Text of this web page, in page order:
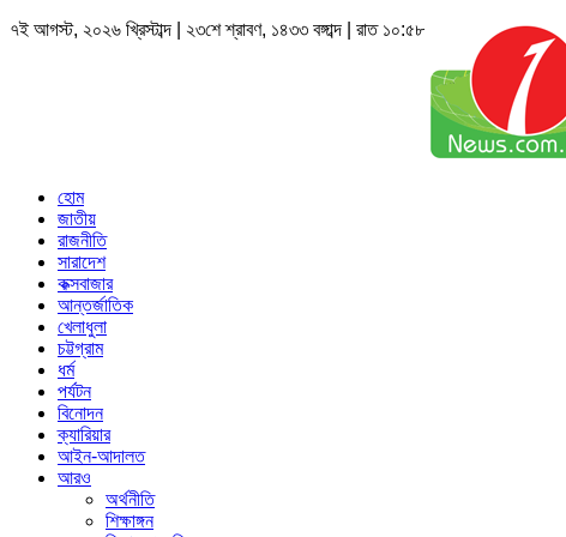
৭ই আগস্ট, ২০২৬ খ্রিস্টাব্দ | ২৩শে শ্রাবণ, ১৪৩৩ বঙ্গাব্দ | রাত ১০:৫৮
হোম
জাতীয়
রাজনীতি
সারাদেশ
কক্সবাজার
আন্তর্জাতিক
খেলাধুলা
চট্টগ্রাম
ধর্ম
পর্যটন
বিনোদন
ক্যারিয়ার
আইন-আদালত
আরও
অর্থনীতি
শিক্ষাঙ্গন